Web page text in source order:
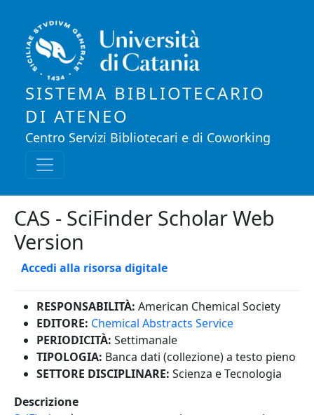
SISTEMA BIBLIOTECARIO
DI ATENEO
Centro Servizi Bibliotecari e di Coworking
CAS - SciFinder Scholar Web
Version
Accedi alla risorsa digitale
RESPONSABILITÀ: American Chemical Society
EDITORE: Chemical Abstracts Service
PERIODICITÀ: Settimanale
TIPOLOGIA: Banca dati (collezione) a testo pieno
SETTORE DISCIPLINARE: Scienza e Tecnologia
Descrizione